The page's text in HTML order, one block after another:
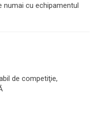
numai cu echipamentul
de competiţie,